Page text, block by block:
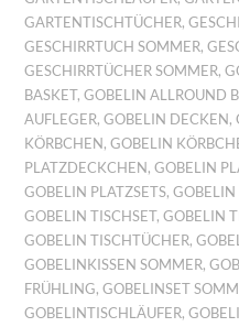
GARTENTISCHTÜCHER,
GESCHIRRTUCH SOMMER,
GESCHIRRTÜCHER SOMMER,
BASKET,GOBELIN ALLROUND
AUFLEGER,GOBELIN DECKEN ,
KÖRBCHEN ,GOBELIN
PLATZDECKCHEN ,GOBELIN
GOBELIN PLATZSETS,GOBELIN
GOBELIN TISCHSET,GOBELIN
GOBELIN TISCHTÜCHER,
GOBELINKISSEN SOMMER,
FRÜHLING,GOBELINSET
GOBELINTISCHLÄUFER,